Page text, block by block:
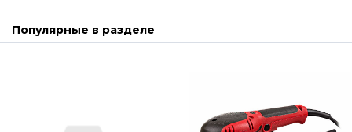
Популярные в разделе